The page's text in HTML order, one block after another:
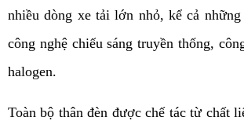
nhiều dòng xe tải lớn nhỏ, kể cả
công nghệ chiếu sáng truyền thống,
halogen.
Toàn bộ thân đèn được chế tác từ chất